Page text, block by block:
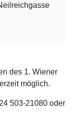
des 1. Wiener
möglich.
503-21080 oder